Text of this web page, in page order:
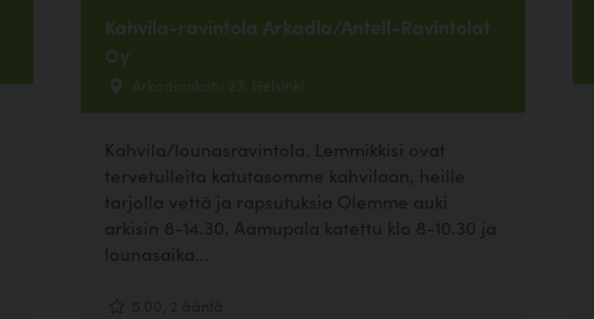
Kahvila-ravintola Arkadia/Antell-Ravintolat
Oy
Arkadiankatu 23, Helsinki
Kahvila/lounasravintola. Lemmikkisi ovat
tervetulleita katutasomme kahvilaan, heille
tarjolla vettä ja rapsutuksia Olemme auki
arkisin 8-14.30. Aamupala katettu klo 8-10.30 ja
lounasaika...